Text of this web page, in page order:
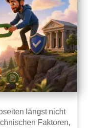
längst nicht
Faktoren,